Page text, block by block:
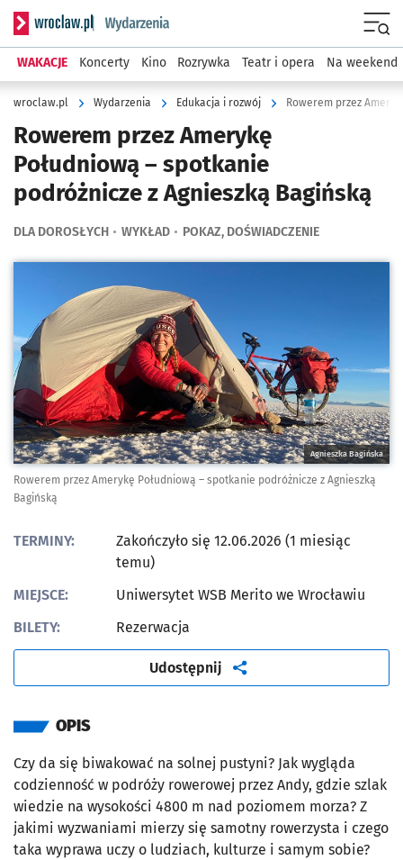
Serwis informacyjny wroclaw.pl podserwis: Wydarzenia
WAKACJE Koncerty Kino Rozrywka Teatr i opera Na weekend
wroclaw.pl Wydarzenia Edukacja i rozwój
Rowerem przez Amerykę
Południową – spotkanie
podróżnicze z Agnieszką Bagińską
DLA DOROSŁYCH WYKŁAD POKAZ, DOŚWIADCZENIE
Agnieszka Bagińska
Rowerem przez Amerykę Południową – spotkanie podróżnicze z Agnieszką
Bagińską
TERMINY:
Zakończyło się 12.06.2026 (1 miesiąc
temu)
MIEJSCE:
Uniwersytet WSB Merito we Wrocławiu
BILETY:
Rezerwacja
Udostępnij artykuł
OPIS
Czy da się biwakować na solnej pustyni? Jak wygląda
codzienność w podróży rowerowej przez Andy, gdzie szlak
wiedzie na wysokości 4800 m nad poziomem morza? Z
jakimi wyzwaniami mierzy się samotny rowerzysta i czego
taka wyprawa uczy o ludziach, kulturze i samym sobie?